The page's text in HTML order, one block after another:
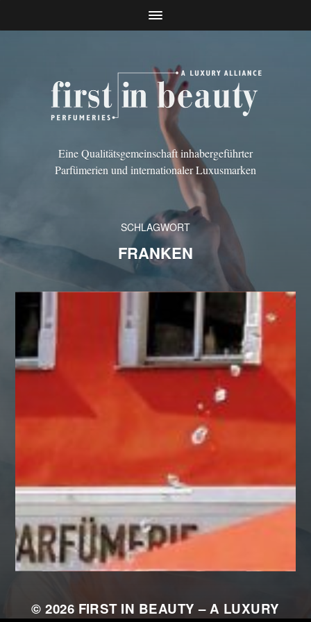
Eine Qualitätsgemeinschaft inhabergeführter
Parfümerien und internationaler Luxusmarken
SCHLAGWORT
FRANKEN
© 2026 FIRST IN BEAUTY – A LUXURY